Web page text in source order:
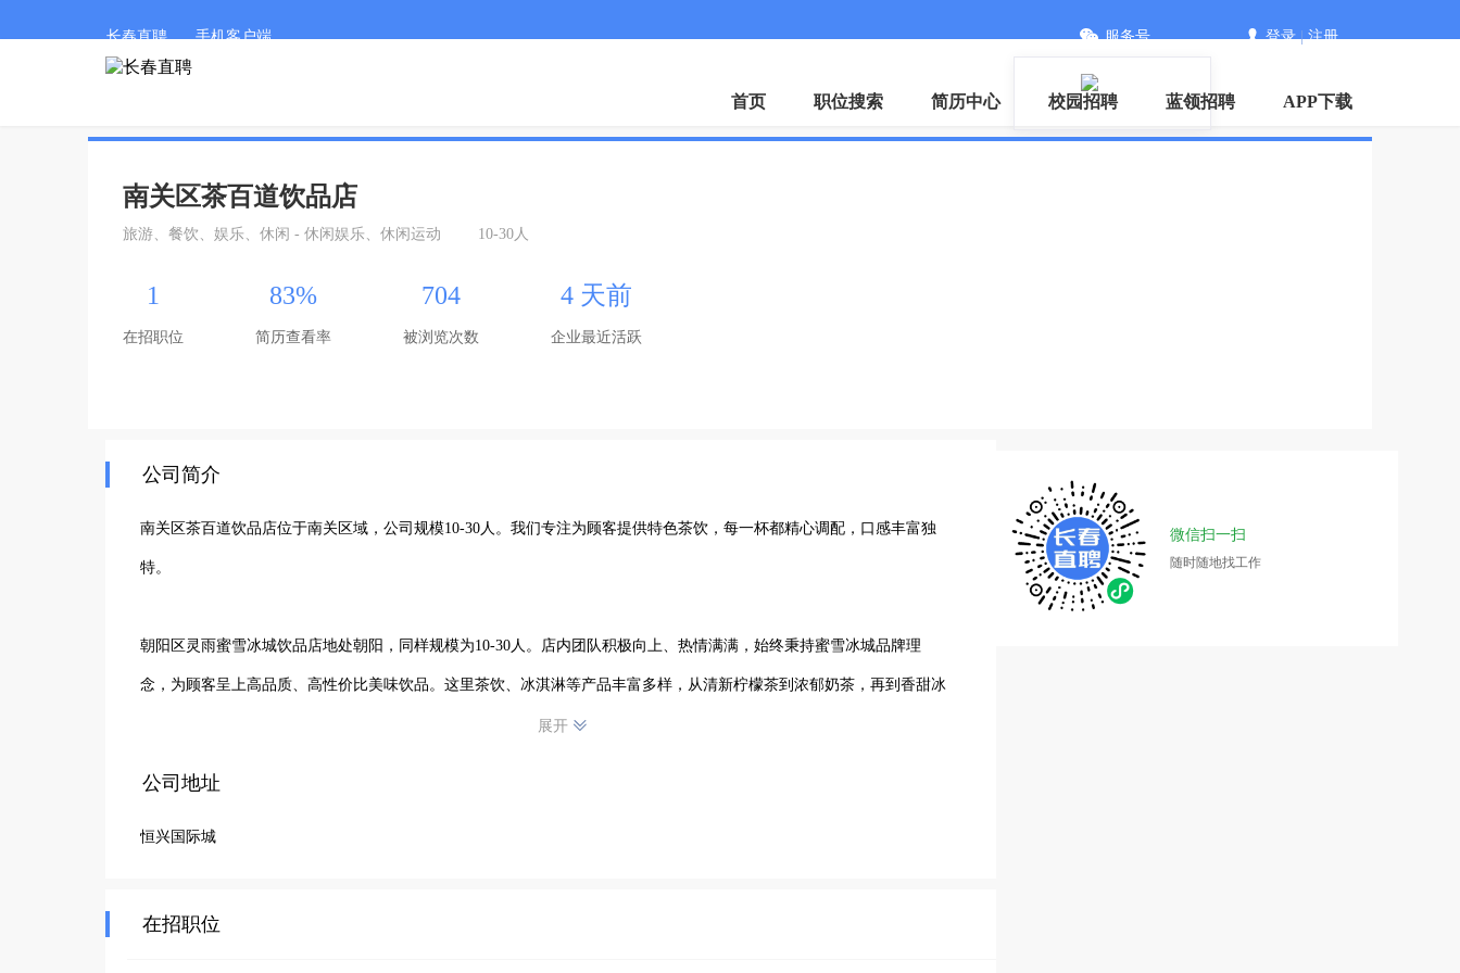
长春直聘 手机客户端 服务号 登录|注册
首页 职位搜索 简历中心 校园招聘 蓝领招聘 APP下载
南关区茶百道饮品店
旅游、餐饮、娱乐、休闲 - 休闲娱乐、休闲运动 10-30人
1
在招职位
83%
简历查看率
704
被浏览次数
4 天前
企业最近活跃
公司简介
南关区茶百道饮品店位于南关区域，公司规模10-30人。我们专注为顾客提供特色茶饮，每一杯都精心调配，口感丰富独
特。
朝阳区灵雨蜜雪冰城饮品店地处朝阳，同样规模为10-30人。店内团队积极向上、热情满满，始终秉持蜜雪冰城品牌理
念，为顾客呈上高品质、高性价比美味饮品。这里茶饮、冰淇淋等产品丰富多样，从清新柠檬茶到浓郁奶茶，再到香甜冰
淇淋，精心制作，满足不同顾客口味。我们注重服务质量，以热情周到态度迎接每一位顾客，让大家在舒适环境中享受美
特色，但都以优质饮品和贴心服务，为所在区域的消费者带来美好体验。
展开
公司地址
恒兴国际城
在招职位
微信扫一扫
随时随地找工作